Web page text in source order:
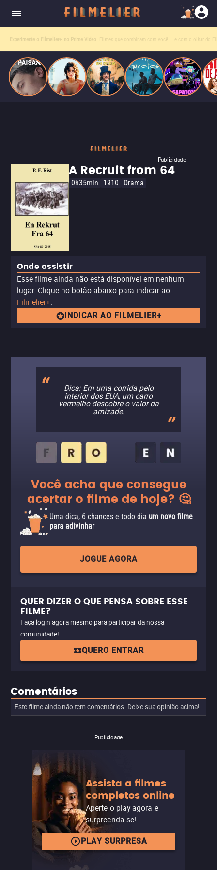
Entre tantas opções,receba o que mais vale seu tempo!
Toda sexta, no seu e-mail.
Publicidade
A Recruit from 64
0h35min 1910 Drama
Onde assistir
Esse filme ainda não está disponível em nenhum
lugar. Clique no botão abaixo para indicar ao
Filmelier+.
INDICAR AO FILMELIER+
Dica: Em uma corrida pelo
interior dos EUA, um carro
vermelho descobre o valor da
amizade.
Você acha que consegue
acertar o filme de hoje? 🤔
Uma dica, 6 chances e todo dia um novo filme
para adivinhar
JOGUE AGORA
QUER DIZER O QUE PENSA SOBRE ESSE
FILME?
Faça login agora mesmo para participar da nossa
comunidade!
QUERO ENTRAR
Comentários
Este filme ainda não tem comentários. Deixe sua opinião acima!
Publicidade
Assista a filmes
completos online
Aperte o play agora e
surpreenda-se!
PLAY SURPRESA
quando se apaixona por um de seus alvos.